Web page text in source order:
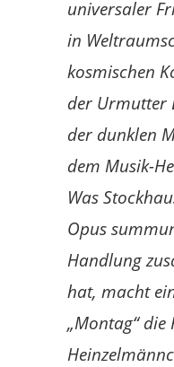
universaler
in
kosmischen
der Urmutter
der dunklen
dem Musik-
Was
Opus
Handlung
hat, macht
„Montag“ die